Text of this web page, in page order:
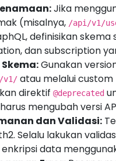
Jika
(misalnya, /api/v1/
definisikan
dan subscription
Gunakan
/v1/ atau melalui custom
direktif @deprecated
mengubah versi
dan Validasi:
Selalu lakukan
data